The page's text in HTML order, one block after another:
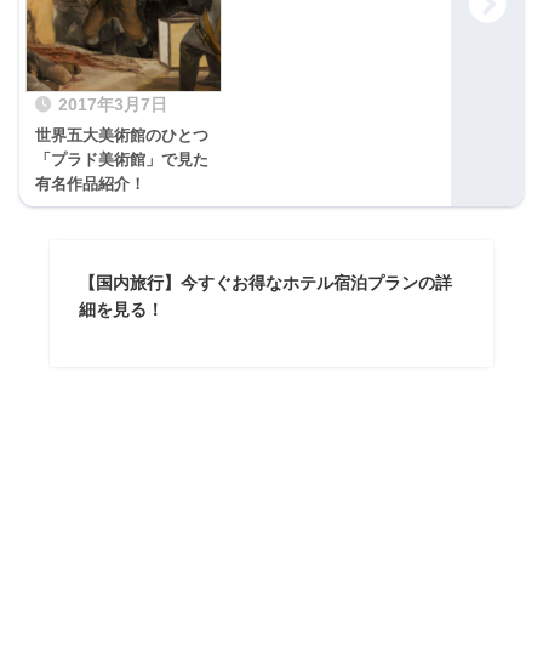
2017年3月7日
世界五大美術館のひとつ
「プラド美術館」で見た
有名作品紹介！
【国内旅行】今すぐお得なホテル宿泊プランの詳
細を見る！